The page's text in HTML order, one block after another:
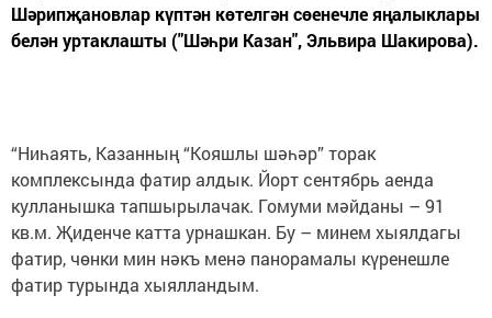
Шәрипҗановлар күптән көтелгән сөенечле яңалыклары
белән уртаклашты ("Шәһри Казан", Эльвира Шакирова).
“Ниһаять, Казанның “Кояшлы шәһәр” торак
комплексында фатир алдык. Йорт сентябрь аенда
кулланышка тапшырылачак. Гомуми мәйданы – 91
кв.м. Җиденче катта урнашкан. Бу – минем хыялдагы
фатир, чөнки мин нәкъ менә панорамалы күренешле
фатир турында хыялландым.